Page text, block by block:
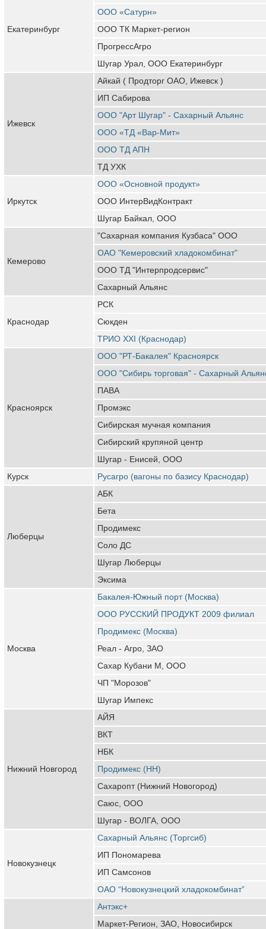
Екатеринбург
ООО «Сатурн»
ООО ТК Маркет-регион
ПрогрессАгро
Шугар Урал, ООО Екатеринбург
Ижевск
Айкай ( Продторг ОАО, Ижевск )
ИП Сабирова
ООО "Арт Шугар" - Сахарный Альянс
ООО «ТД «Вар-Мит»
ООО ТД АПН
ТД УХК
Иркутск
ООО «Основной продукт»
ООО ИнтерВидКонтракт
Шугар Байкал, ООО
Кемерово
"Сахарная компания Кузбаса" ООО
ОАО "Кемеровский хладокомбинат"
ООО ТД "Интерпродсервис"
Сахарный Альянс
Краснодар
РСК
Сюкден
ТРИО XXI (Краснодар)
Красноярск
ООО "РТ-Бакалея" Красноярск
ООО "Сибирь торговая" - Сахарный
ПАВА
Промэкс
Сибирская мучная компания
Сибирский крупяной центр
Шугар - Енисей, ООО
Курск
Русагро (вагоны по базису Краснодар)
Люберцы
АБК
Бета
Продимекс
Соло ДС
Шугар Люберцы
Эксима
Москва
Бакалея-Южный порт (Москва)
ООО РУССКИЙ ПРОДУКТ 2009 филиал
Продимекс (Москва)
Реал - Агро, ЗАО
Сахар Кубани М, ООО
ЧП "Морозов"
Шугар Импекс
Нижний Новгород
АЙЯ
ВКТ
НБК
Продимекс (НН)
Сахаропт (Нижний Новогород)
Саюс, ООО
Шугар - ВОЛГА, ООО
Новокузнецк
Сахарный Альянс (Торгсиб)
ИП Пономарева
ИП Самсонов
ОАО “Новокузнецкий хладокомбинат”
Антэкс+
Маркет-Регион, ЗАО, Новосибирск